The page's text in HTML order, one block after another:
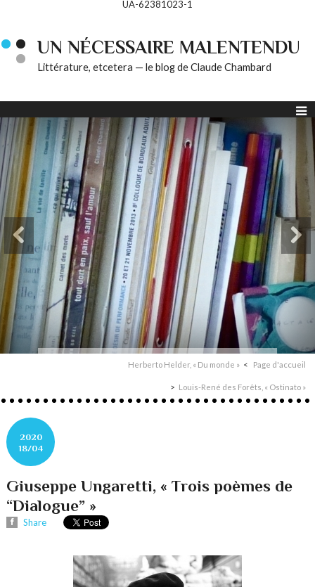
UA-62381023-1
UN NÉCESSAIRE MALENTENDU
Littérature, etcetera — le blog de Claude Chambard
Herberto Helder, « Du monde » Page d'accueil
Louis-René des Forêts, « Ostinato »
2020
18/04
Giuseppe Ungaretti, « Trois poèmes de
“Dialogue” »
Share